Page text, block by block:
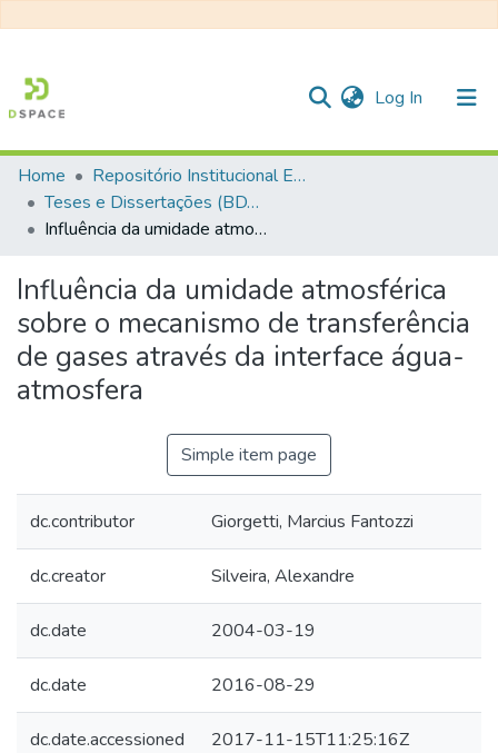
Log In (current)
Communities & Collections
All of DSpace
Statistics
Home
Repositório Institucional EESC
Teses e Dissertações (BDTD USP)
Influência da umidade atmosférica sobre o mecanismo de transferência de gases através da interface água-atmosfera
Influência da umidade atmosférica
sobre o mecanismo de transferência
de gases através da interface água-
atmosfera
Simple item page
dc.contributor Giorgetti, Marcius Fantozzi
dc.creator Silveira, Alexandre
dc.date 2004-03-19
dc.date 2016-08-29
dc.date.accessioned 2017-11-15T11:25:16Z